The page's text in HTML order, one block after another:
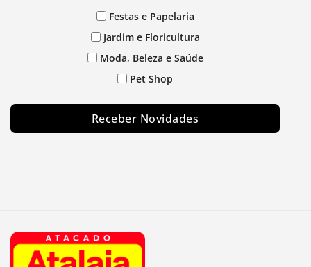
Festas e Papelaria
Jardim e Floricultura
Moda, Beleza e Saúde
Pet Shop
Receber Novidades